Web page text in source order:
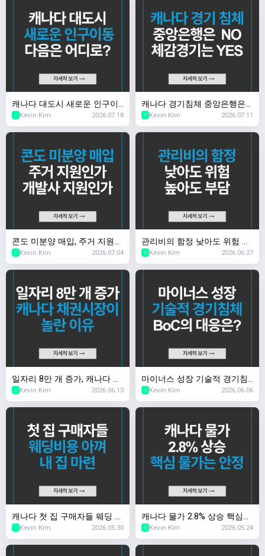
캐나다 대도시 새로운 인구이
동 다음은 어디로?
2 Kevin Kim 2026.07.18
캐나다 경기침체 중앙은행은
NO, 체감 경기는 YES
2 Kevin Kim 2026.07.11
콘도 미분양 매입, 주거 지원인
가 개발사 지원인가
2 Kevin Kim 2026.07.04
관리비의 함정 낮아도 위험 높
아도 부담
2 Kevin Kim 2026.06.27
일자리 8만 개 증가, 캐나다 채
권시장이 놀란 이유
2 Kevin Kim 2026.06.13
마이너스 성장 기술적 경기침
체, BoC의 대응은?
2 Kevin Kim 2026.06.06
캐나다 첫 집 구매자들 웨딩 비
용 아껴 내 집 마련
2 Kevin Kim 2026.05.30
캐나다 물가 2.8% 상승 핵심
물가는 안정
2 Kevin Kim 2026.05.24